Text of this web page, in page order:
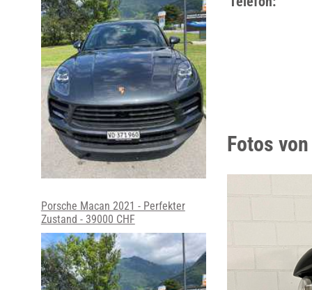
Fotos
Porsche Macan 2021 - Perfekter
Zustand - 39000 CHF